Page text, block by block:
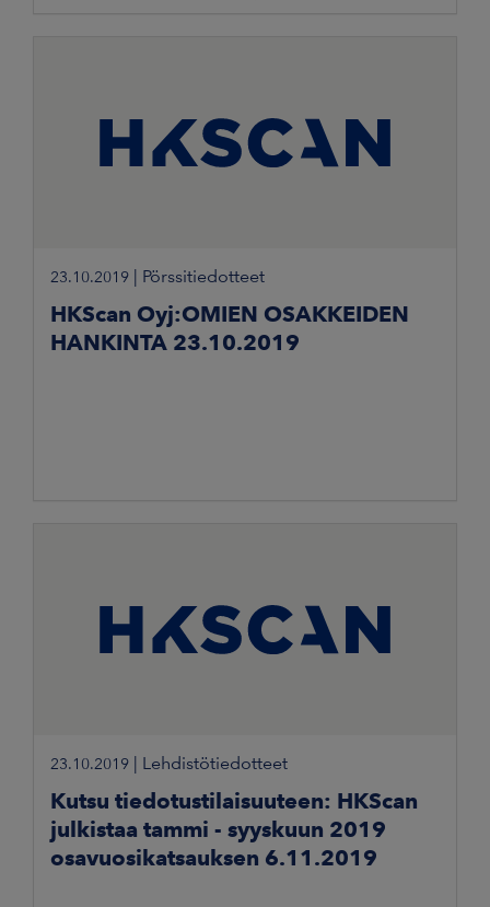
23.10.2019 Pörssitiedotteet
HKScan Oyj:OMIEN OSAKKEIDEN
HANKINTA 23.10.2019
23.10.2019 Lehdistötiedotteet
Kutsu tiedotustilaisuuteen: HKScan
julkistaa tammi - syyskuun 2019
osavuosikatsauksen 6.11.2019